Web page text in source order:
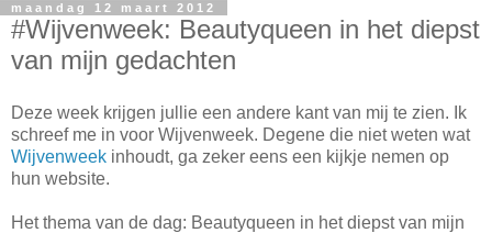
maandag 12 maart 2012
#Wijvenweek: Beautyqueen in het diepst
van mijn gedachten
Deze week krijgen jullie een andere kant van mij te zien. Ik
schreef me in voor Wijvenweek. Degene die niet weten wat
Wijvenweek inhoudt, ga zeker eens een kijkje nemen op
hun website.
Het thema van de dag: Beautyqueen in het diepst van mijn